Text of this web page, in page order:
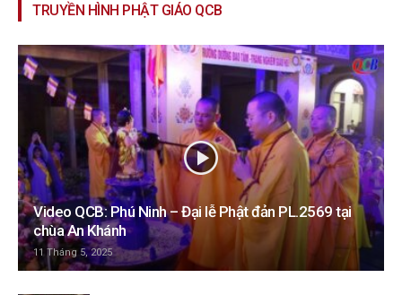
TRUYỀN HÌNH PHẬT GIÁO QCB
Video QCB: Phú Ninh – Đại lễ Phật đản PL.2569 tại
chùa An Khánh
11 Tháng 5, 2025